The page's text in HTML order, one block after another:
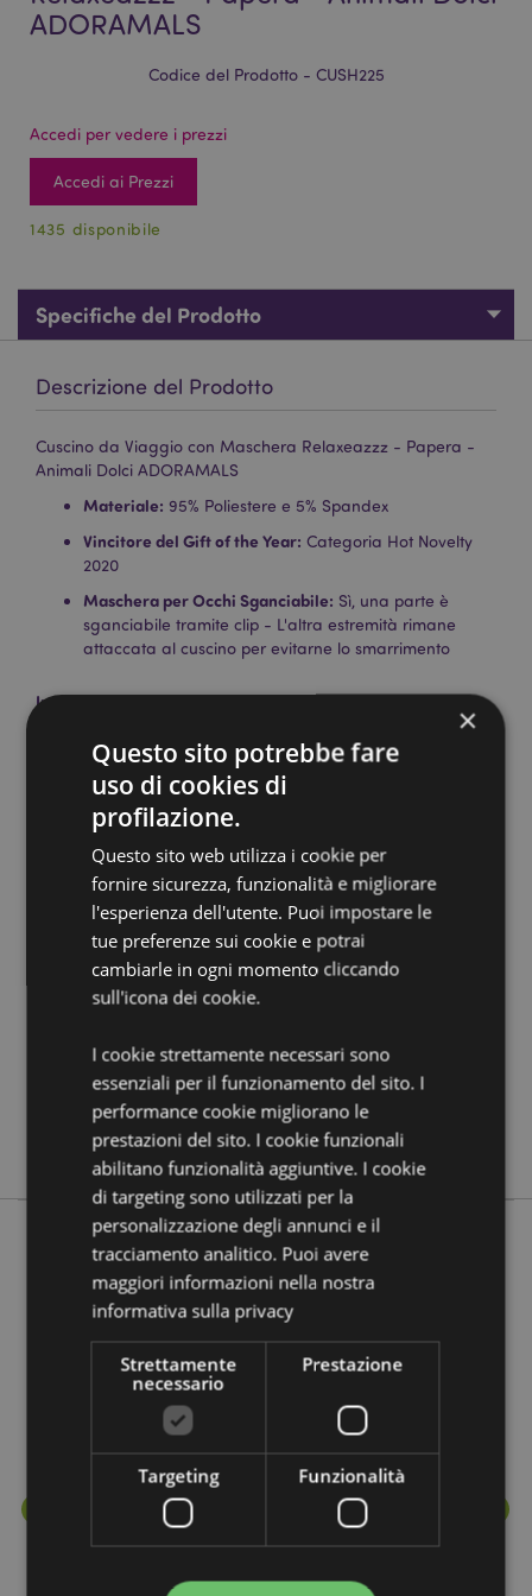
ADORAMALS
Codice del Prodotto - CUSH225
Accedi per vedere i prezzi
Accedi ai Prezzi
1435 disponibile
Specifiche del Prodotto
Descrizione del Prodotto
Cuscino da Viaggio con Maschera Relaxeazzz - Papera -
Animali Dolci ADORAMALS
Materiale: 95% Poliestere e 5% Spandex
Vincitore del Gift of the Year: Categoria Hot Novelty
2020
Maschera per Occhi Sganciabile: Sì, una parte è
sganciabile tramite clip - L'altra estremità rimane
attaccata al cuscino per evitarne lo smarrimento
Informazioni Aggiuntive:
Vuoi informazioni su come inoltrare un ordine
utilizzando il sito internet di Puckator?Leggi la nostra
guida all'acquisto.
Dettagli del Prodotto
Informazioni
Aggiuntive
Altezza 15.5cm Larghezza 15cm Profondità
9cm Aperto 15.5x29x6cm
5055071751332
56
No
No
No
Relaxeazzz
Prodotti che fanno parte della stessa
linea
×
Questo sito potrebbe fare
uso di cookies di
profilazione.
Questo sito web utilizza i cookie per
fornire sicurezza, funzionalità e migliorare
l'esperienza dell'utente. Puoi impostare le
tue preferenze sui cookie e potrai
cambiarle in ogni momento cliccando
sull'icona dei cookie.
I cookie strettamente necessari sono
essenziali per il funzionamento del sito. I
performance cookie migliorano le
prestazioni del sito. I cookie funzionali
abilitano funzionalità aggiuntive. I cookie
di targeting sono utilizzati per la
personalizzazione degli annunci e il
tracciamento analitico. Puoi avere
maggiori informazioni nella nostra
informativa sulla privacy
Strettamente
necessario
Prestazione
Targeting Funzionalità